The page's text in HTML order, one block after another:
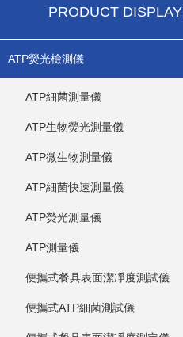
PRODUCT DISPLAY
ATP熒光檢測儀
ATP細菌測量儀
ATP生物熒光測量儀
ATP微生物測量儀
ATP細菌快速測量儀
ATP熒光測量儀
ATP測量儀
便攜式餐具表面潔凈度測試儀
便攜式ATP細菌測試儀